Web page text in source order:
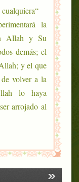
la
Allah y Su
demás; el
y el que
volver a la
lo haya
arrojado al